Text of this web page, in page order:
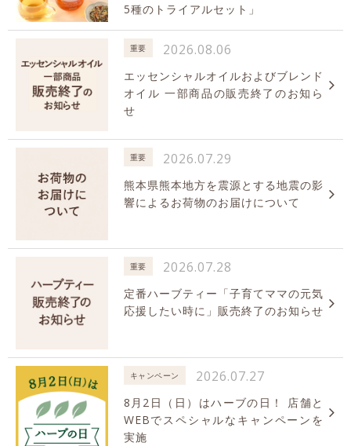
5種のトライアルセット」
重要 2026.08.06
エッセンシャルオイルおよびブレンド
オイル 一部商品の販売終了のお知ら
せ
重要 2026.07.29
熊本県熊本地方を震源とする地震の影
響によるお荷物のお届けについて
重要 2026.07.28
定番ハーブティー「子育てママの元気
応援したい時に」販売終了のお知らせ
キャンペーン 2026.07.27
8月2日（日）はハーブの日！ 店舗と
WEBでスペシャルなキャンペーンを
実施